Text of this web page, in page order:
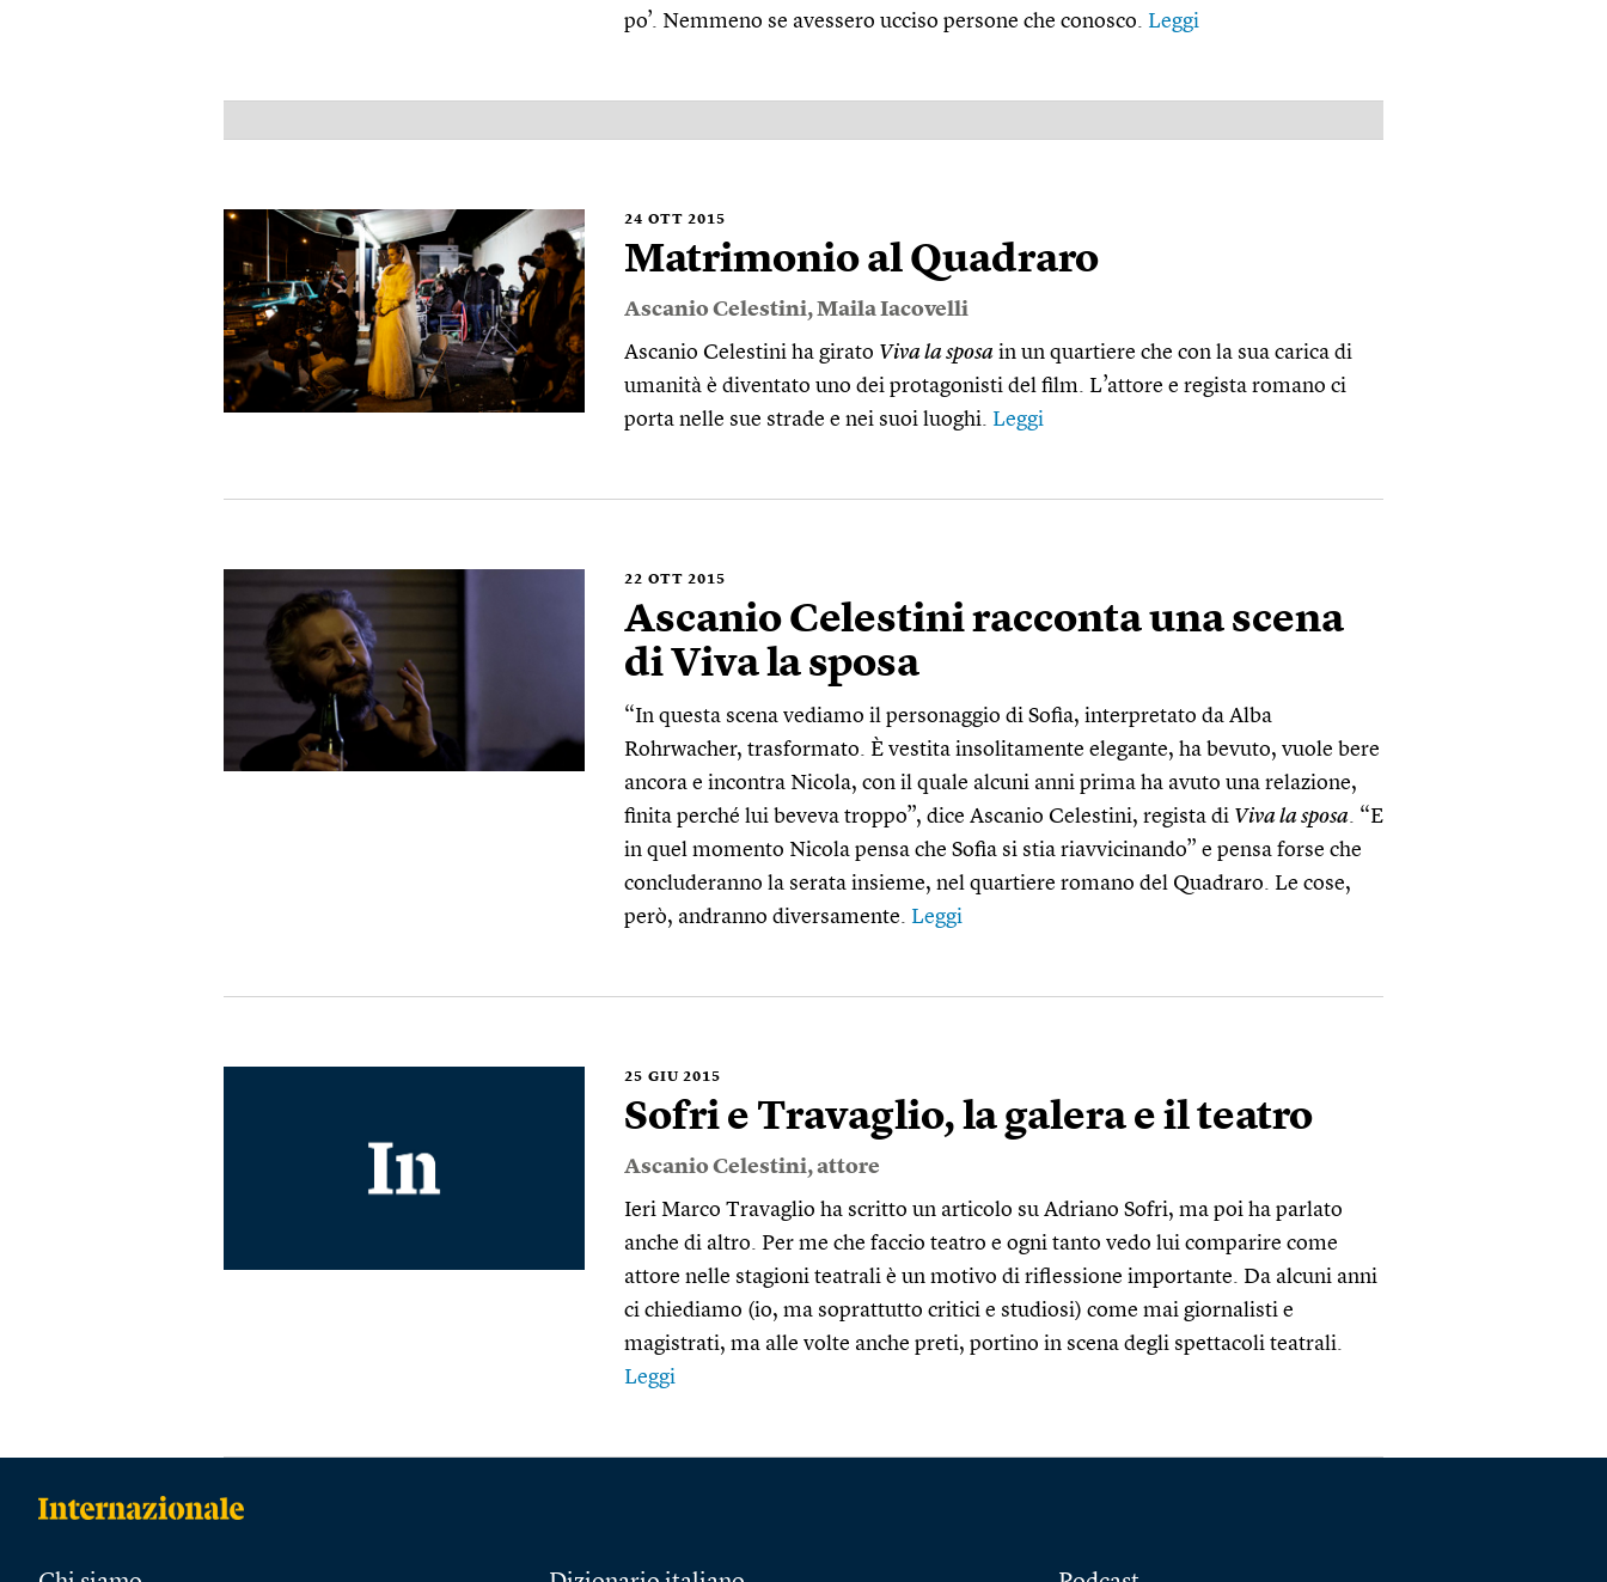
po’. Nemmeno se avessero ucciso persone che conosco. Leggi
24 OTT 2015
Matrimonio al Quadraro
Ascanio Celestini,Maila Iacovelli
Ascanio Celestini ha girato Viva la sposa in un quartiere che con la sua carica di
umanità è diventato uno dei protagonisti del film. L’attore e regista romano ci
porta nelle sue strade e nei suoi luoghi. Leggi
22 OTT 2015
Ascanio Celestini racconta una scena
di Viva la sposa
“In questa scena vediamo il personaggio di Sofia, interpretato da Alba
Rohrwacher, trasformato. È vestita insolitamente elegante, ha bevuto, vuole bere
ancora e incontra Nicola, con il quale alcuni anni prima ha avuto una relazione,
finita perché lui beveva troppo”, dice Ascanio Celestini, regista di Viva la sposa. “E
in quel momento Nicola pensa che Sofia si stia riavvicinando” e pensa forse che
concluderanno la serata insieme, nel quartiere romano del Quadraro. Le cose,
però, andranno diversamente. Leggi
25 GIU 2015
Sofri e Travaglio, la galera e il teatro
Ascanio Celestini, attore
Ieri Marco Travaglio ha scritto un articolo su Adriano Sofri, ma poi ha parlato
anche di altro. Per me che faccio teatro e ogni tanto vedo lui comparire come
attore nelle stagioni teatrali è un motivo di riflessione importante. Da alcuni anni
ci chiediamo (io, ma soprattutto critici e studiosi) come mai giornalisti e
magistrati, ma alle volte anche preti, portino in scena degli spettacoli teatrali.
Leggi